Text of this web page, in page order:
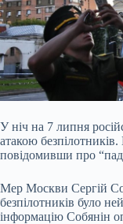
У ніч на 7 липня
атакою
повідомивши про
Мер Москви Сергій
безпілотників було
інформацію Собянін